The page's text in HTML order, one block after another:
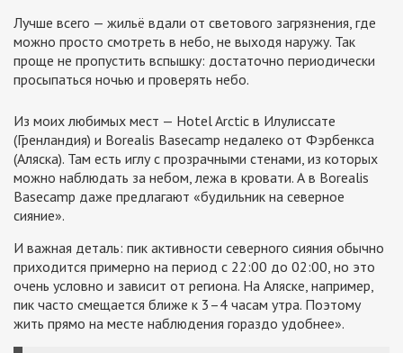
Лучше всего — жильё вдали от светового загрязнения, где
можно просто смотреть в небо, не выходя наружу. Так
проще не пропустить вспышку: достаточно периодически
просыпаться ночью и проверять небо.
Из моих любимых мест — Hotel Arctic в Илулиссате
(Гренландия) и Borealis Basecamp недалеко от Фэрбенкса
(Аляска). Там есть иглу с прозрачными стенами, из которых
можно наблюдать за небом, лежа в кровати. А в Borealis
Basecamp даже предлагают «будильник на северное
сияние».
И важная деталь: пик активности северного сияния обычно
приходится примерно на период с 22:00 до 02:00, но это
очень условно и зависит от региона. На Аляске, например,
пик часто смещается ближе к 3–4 часам утра. Поэтому
жить прямо на месте наблюдения гораздо удобнее».